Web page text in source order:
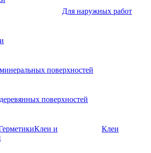
Для наружных работ
поверхностей
поверхностей
Клеи и
Клеи